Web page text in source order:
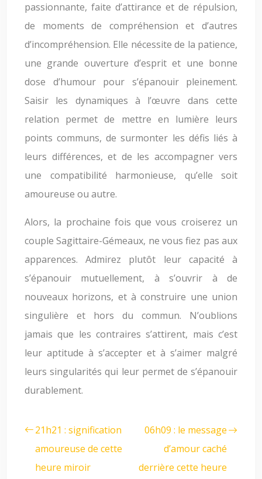
passionnante, faite d’attirance et de répulsion,
de moments de compréhension et d’autres
d’incompréhension. Elle nécessite de la patience,
une grande ouverture d’esprit et une bonne
dose d’humour pour s’épanouir pleinement.
Saisir les dynamiques à l’œuvre dans cette
relation permet de mettre en lumière leurs
points communs, de surmonter les défis liés à
leurs différences, et de les accompagner vers
une compatibilité harmonieuse, qu’elle soit
amoureuse ou autre.
Alors, la prochaine fois que vous croiserez un
couple Sagittaire-Gémeaux, ne vous fiez pas aux
apparences. Admirez plutôt leur capacité à
s’épanouir mutuellement, à s’ouvrir à de
nouveaux horizons, et à construire une union
singulière et hors du commun. N’oublions
jamais que les contraires s’attirent, mais c’est
leur aptitude à s’accepter et à s’aimer malgré
leurs singularités qui leur permet de s’épanouir
durablement.
21h21 : signification
amoureuse de cette
heure miroir
06h09 : le message
d’amour caché
derrière cette heure